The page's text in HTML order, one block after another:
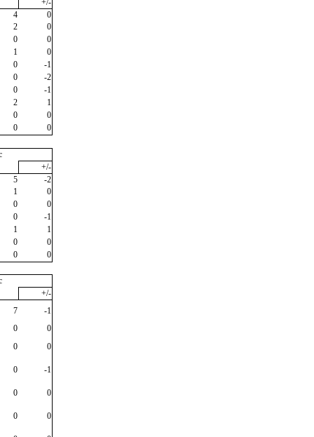
+/-
4
0
2
0
0
0
1
0
0
-1
0
-2
0
-1
2
1
0
0
0
0
+/-
5
-2
1
0
0
0
0
-1
1
1
0
0
0
0
+/-
7
-1
0
0
0
0
0
-1
0
0
0
0